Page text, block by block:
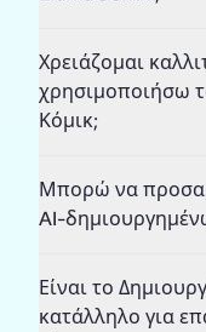
Χρειάζομαι
χρησιμοποιήσω
Κόμικ;
Μπορώ να
AI-
Είναι το
κατάλληλο για